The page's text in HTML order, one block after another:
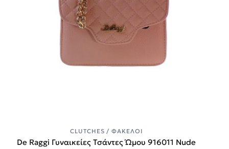
CLUTCHES / ΦΆΚΕΛΟΙ
De Raggi Γυναικείες Τσάντες Ώμου 916011 Nude